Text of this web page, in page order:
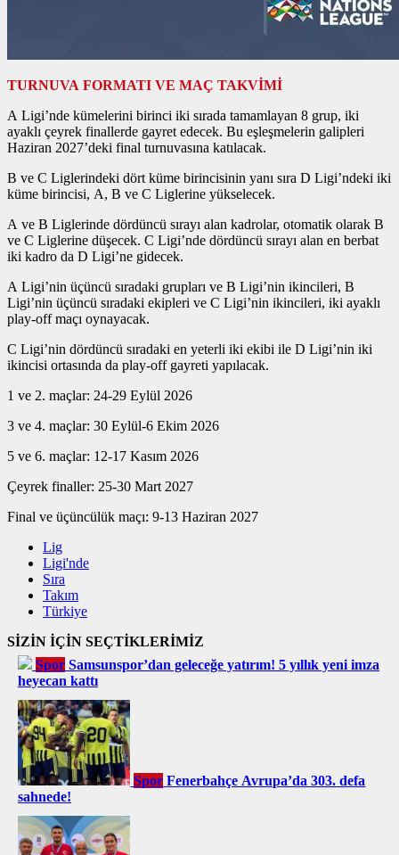
TURNUVA FORMATI VE MAÇ TAKVİMİ
A Ligi’nde kümelerini birinci iki sırada tamamlayan 8 grup, iki
ayaklı çeyrek finallerde gayret edecek. Bu eşleşmelerin galipleri
Haziran 2027’deki final turnuvasına katılacak.
B ve C Liglerindeki dört küme birincisinin yanı sıra D Ligi’ndeki iki
küme birincisi, A, B ve C Liglerine yükselecek.
A ve B Liglerinde dördüncü sırayı alan kadrolar, otomatik olarak B
ve C Liglerine düşecek. C Ligi’nde dördüncü sırayı alan en berbat
iki kadro da D Ligi’ne gidecek.
A Ligi’nin üçüncü sıradaki grupları ve B Ligi’nin ikincileri, B
Ligi’nin üçüncü sıradaki ekipleri ve C Ligi’nin ikincileri, iki ayaklı
play-off maçı oynayacak.
C Ligi’nin dördüncü sıradaki en yeterli iki ekibi ile D Ligi’nin iki
ikincisi ortasında da play-off gayreti yapılacak.
1 ve 2. maçlar: 24-29 Eylül 2026
3 ve 4. maçlar: 30 Eylül-6 Ekim 2026
5 ve 6. maçlar: 12-17 Kasım 2026
Çeyrek finaller: 25-30 Mart 2027
Final ve üçüncülük maçı: 9-13 Haziran 2027
Lig
Ligi'nde
Sıra
Takım
Türkiye
SİZİN İÇİN SEÇTİKLERİMİZ
Spor Samsunspor’dan geleceğe yatırım! 5 yıllık yeni imza
heyecan kattı
Spor Fenerbahçe Avrupa’da 303. defa
sahnede!